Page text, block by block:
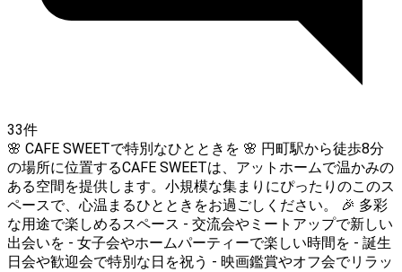
33件
🌸 CAFE SWEETで特別なひとときを 🌸 円町駅から徒歩8分
の場所に位置するCAFE SWEETは、アットホームで温かみの
ある空間を提供します。小規模な集まりにぴったりのこのス
ペースで、心温まるひとときをお過ごしください。 🎉 多彩
な用途で楽しめるスペース - 交流会やミートアップで新しい
出会いを - 女子会やホームパーティーで楽しい時間を - 誕生
日会や歓迎会で特別な日を祝う - 映画鑑賞やオフ会でリラッ